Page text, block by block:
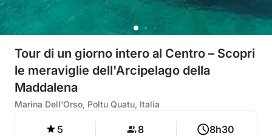
Tour di un giorno intero al Centro – Scopri
le meraviglie dell'Arcipelago della
Maddalena
Marina Dell'Orso, Poltu Quatu, Italia
5 8 8h30